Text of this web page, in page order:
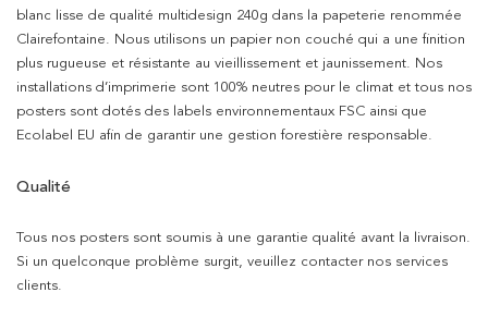
blanc lisse de qualité multidesign 240g dans la papeterie renommée
Clairefontaine. Nous utilisons un papier non couché qui a une finition
plus rugueuse et résistante au vieillissement et jaunissement. Nos
installations d’imprimerie sont 100% neutres pour le climat et tous nos
posters sont dotés des labels environnementaux FSC ainsi que
Ecolabel EU afin de garantir une gestion forestière responsable.
Qualité
Tous nos posters sont soumis à une garantie qualité avant la livraison.
Si un quelconque problème surgit, veuillez contacter nos services
clients.